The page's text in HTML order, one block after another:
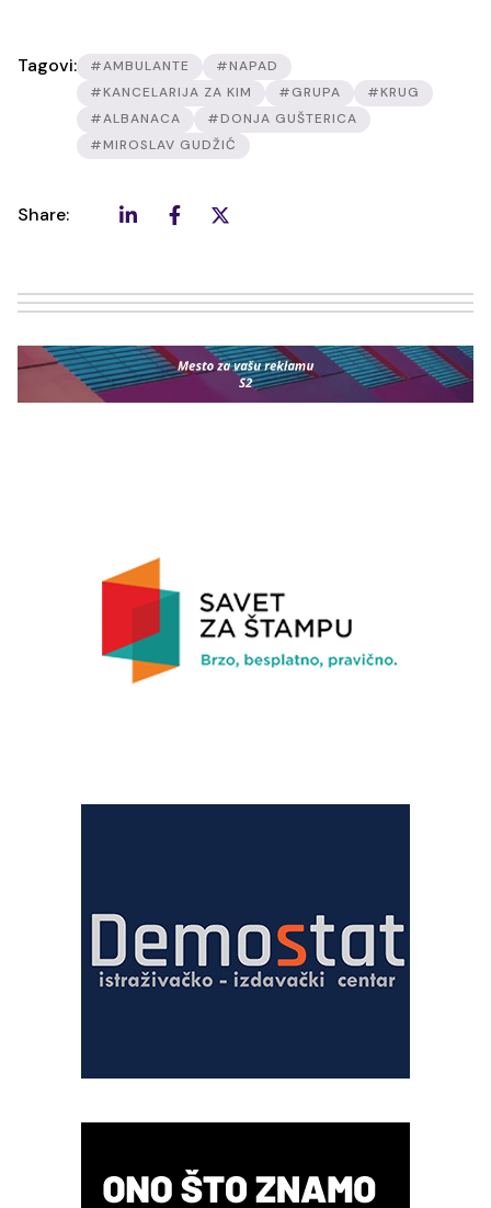
Tagovi: #AMBULANTE
#NAPAD
#KANCELARIJA ZA KIM
#GRUPA
#KRUG
#ALBANACA
#DONJA GUŠTERICA
#MIROSLAV GUDŽIĆ
Share: